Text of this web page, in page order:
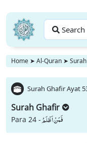
Search
Home ➤ Al-Quran ➤
Surah Ghafir Ayat
Surah Ghafir
Para 24 -فَمَنْ اَظْلَمُ